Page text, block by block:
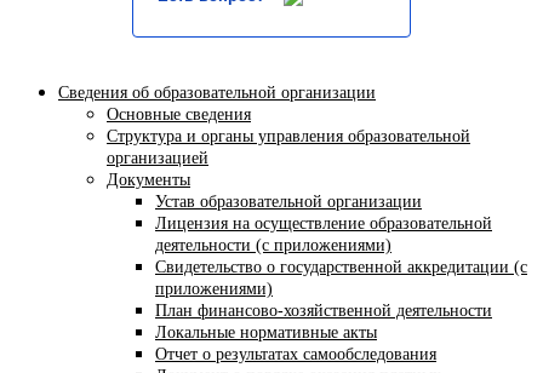
Сведения об образовательной организации
Основные сведения
Структура и органы управления образовательной
организацией
Документы
Устав образовательной организации
Лицензия на осуществление образовательной
деятельности (с приложениями)
Свидетельство о государственной аккредитации (с
приложениями)
План финансово-хозяйственной деятельности
Локальные нормативные акты
Отчет о результатах самообследования